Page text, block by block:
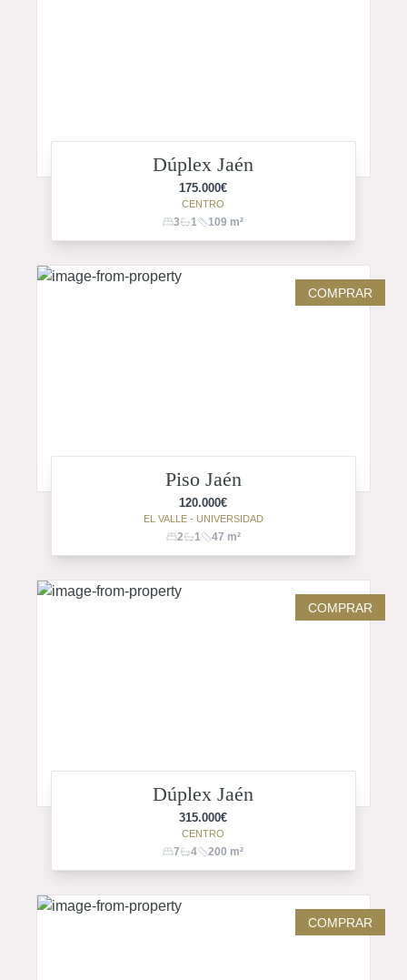
Dúplex Jaén
175.000€
CENTRO
3 1 109 m²
COMPRAR
Piso Jaén
120.000€
EL VALLE - UNIVERSIDAD
2 1 47 m²
COMPRAR
Dúplex Jaén
315.000€
CENTRO
7 4 200 m²
COMPRAR